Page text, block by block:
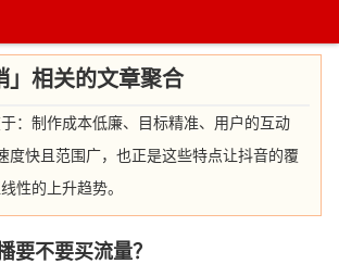
」相关的文章聚合
：制作成本低廉、目标精准、用户的互动
度快且范围广，也正是这些特点让抖音的覆
性的上升趋势。
要不要买流量？